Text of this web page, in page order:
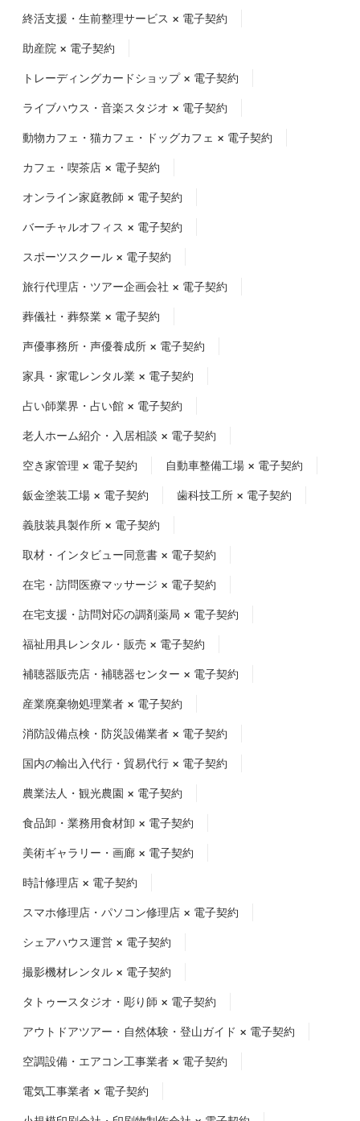
終活支援・生前整理サービス × 電子契約
助産院 × 電子契約
トレーディングカードショップ × 電子契約
ライブハウス・音楽スタジオ × 電子契約
動物カフェ・猫カフェ・ドッグカフェ × 電子契約
カフェ・喫茶店 × 電子契約
オンライン家庭教師 × 電子契約
バーチャルオフィス × 電子契約
スポーツスクール × 電子契約
旅行代理店・ツアー企画会社 × 電子契約
葬儀社・葬祭業 × 電子契約
声優事務所・声優養成所 × 電子契約
家具・家電レンタル業 × 電子契約
占い師業界・占い館 × 電子契約
老人ホーム紹介・入居相談 × 電子契約
空き家管理 × 電子契約 自動車整備工場 × 電子契約
鈑金塗装工場 × 電子契約 歯科技工所 × 電子契約
義肢装具製作所 × 電子契約
取材・インタビュー同意書 × 電子契約
在宅・訪問医療マッサージ × 電子契約
在宅支援・訪問対応の調剤薬局 × 電子契約
福祉用具レンタル・販売 × 電子契約
補聴器販売店・補聴器センター × 電子契約
産業廃棄物処理業者 × 電子契約
消防設備点検・防災設備業者 × 電子契約
国内の輸出入代行・貿易代行 × 電子契約
農業法人・観光農園 × 電子契約
食品卸・業務用食材卸 × 電子契約
美術ギャラリー・画廊 × 電子契約
時計修理店 × 電子契約
スマホ修理店・パソコン修理店 × 電子契約
シェアハウス運営 × 電子契約
撮影機材レンタル × 電子契約
タトゥースタジオ・彫り師 × 電子契約
アウトドアツアー・自然体験・登山ガイド × 電子契約
空調設備・エアコン工事業者 × 電子契約
電気工事業者 × 電子契約